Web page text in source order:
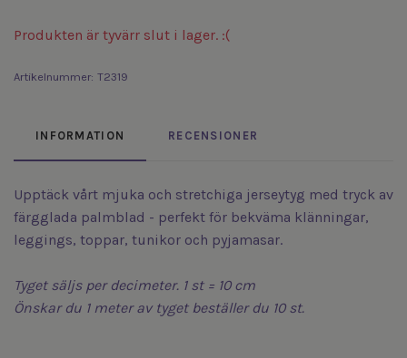
Produkten är tyvärr slut i lager. :(
Artikelnummer: T2319
INFORMATION RECENSIONER
Upptäck vårt mjuka och stretchiga jerseytyg med tryck av
färgglada palmblad - perfekt för bekväma klänningar,
leggings, toppar, tunikor och pyjamasar.
Tyget säljs per decimeter. 1 st = 10 cm
Önskar du 1 meter av tyget beställer du 10 st.